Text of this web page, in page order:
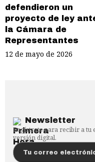
defendieron un
proyecto de ley
la Cámara de
Representantes
12 de mayo de 2026
Newsletter
Regístrate para recibir a tu
versión digital.